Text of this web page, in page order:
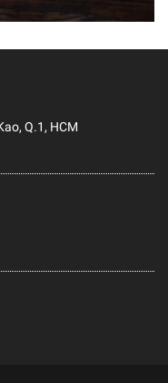
Q.1, HCM